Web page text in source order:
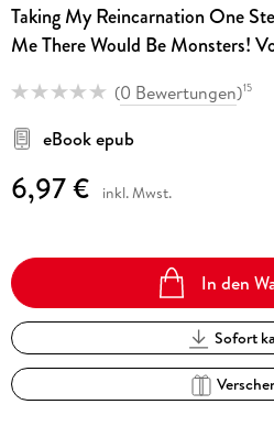
Taking My Reincarnation One
Me There Would Be Monsters!
(0 Bewertungen)15
eBook epub
6,97 € inkl. Mwst.
In den
Sofort